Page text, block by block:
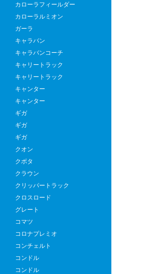
カローラフィールダー
カローラルミオン
ガーラ
キャラバン
キャラバンコーチ
キャリートラック
キャリートラック
キャンター
キャンター
ギガ
ギガ
ギガ
クオン
クボタ
クラウン
クリッパートラック
クロスロード
グレート
コマツ
コロナプレミオ
コンチェルト
コンドル
コンドル